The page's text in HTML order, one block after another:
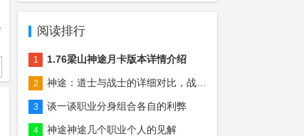
阅读排行
1 1.76梁山神途月卡版本详情介绍
2 神途：道士与战士的详细对比，战士真的后期无敌吗？
3 谈一谈职业分身组合各自的利弊
4 神途神途几个职业个人的见解